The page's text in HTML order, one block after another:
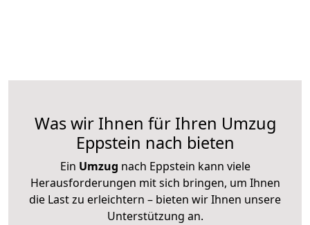
Was wir Ihnen für Ihren Umzug
Eppstein nach bieten
Ein Umzug nach Eppstein kann viele
Herausforderungen mit sich bringen, um Ihnen
die Last zu erleichtern – bieten wir Ihnen unsere
Unterstützung an.